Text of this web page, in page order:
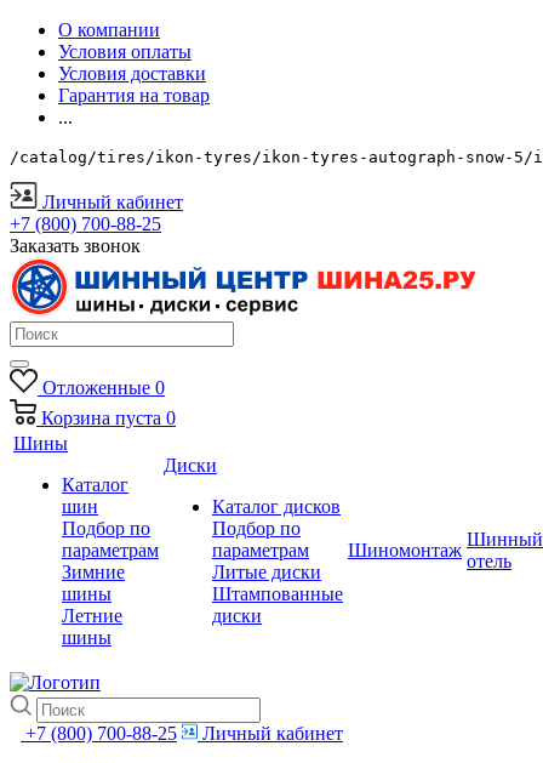
О компании
Условия оплаты
Условия доставки
Гарантия на товар
...
/catalog/tires/ikon-tyres/ikon-tyres-autograph-snow-5/
Личный кабинет
+7 (800) 700-88-25
Заказать звонок
Отложенные 0
Корзина пуста 0
Шины
Каталог
шин
Подбор по
параметрам
Зимние
шины
Летние
шины
Диски
Каталог дисков
Подбор по
параметрам
Литые диски
Штампованные
диски
Шиномонтаж
Шинный
отель
+7 (800) 700-88-25
Личный кабинет